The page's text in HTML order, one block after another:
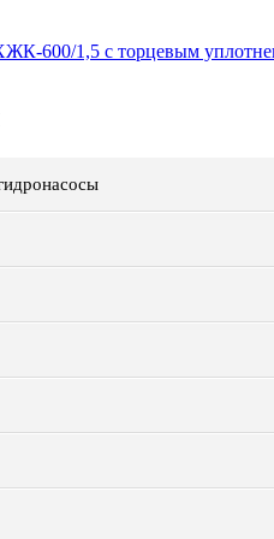
600/1,5 с торцевым